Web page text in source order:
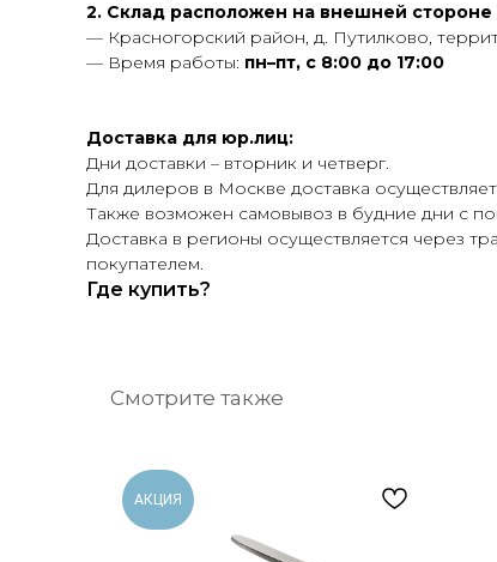
2. Склад расположен на внешней
— Красногорский район, д. Путилково,
— Время работы: пн–пт, с 8:00 до 17:00
Доставка для юр.лиц:
Дни доставки – вторник и четверг.
Для дилеров в Москве доставка
Также возможен самовывоз в будние дни с
Доставка в регионы осуществляется через
покупателем.
Где купить?
Смотрите также
АКЦИЯ